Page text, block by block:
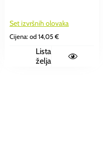
Set izvršnih olovaka
Cijena: od 14,05€
Lista
želja